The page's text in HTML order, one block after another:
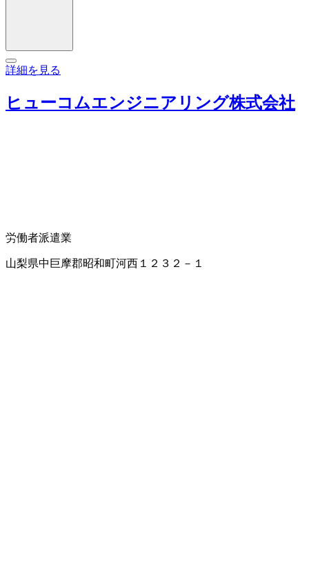
詳細を見る
ヒューコムエンジニアリング株式会社
労働者派遣業
山梨県中巨摩郡昭和町河西１２３２－１